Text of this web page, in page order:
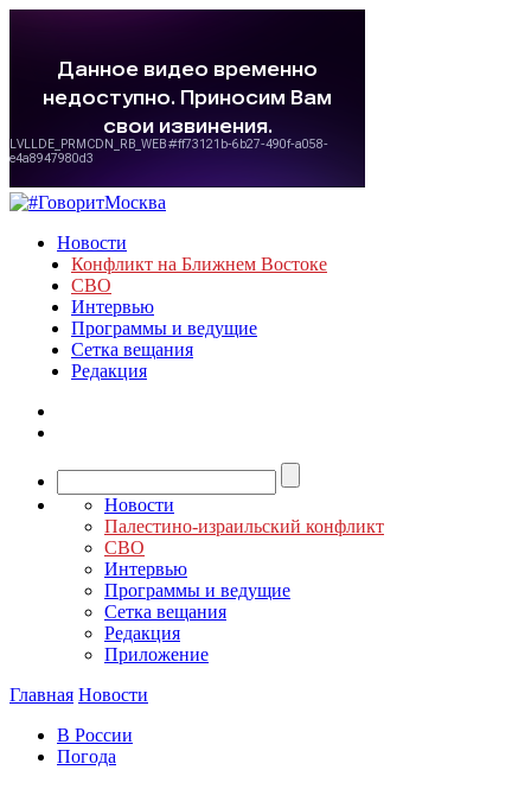
Новости
Конфликт на Ближнем Востоке
СВО
Интервью
Программы и ведущие
Сетка вещания
Редакция
Новости
Палестино-израильский конфликт
СВО
Интервью
Программы и ведущие
Сетка вещания
Редакция
Приложение
Главная Новости
В России
Погода